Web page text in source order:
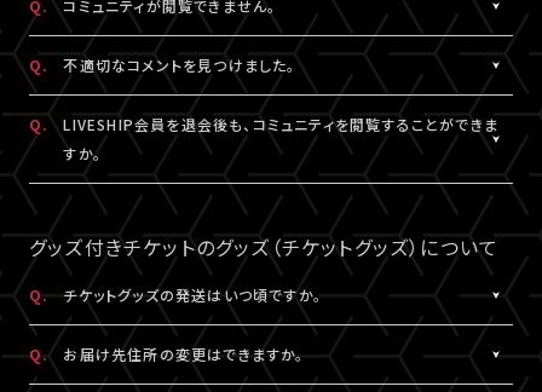
ャット機能のニックネーム設定は連動されます。
コンテンツの投稿、コメント、リアクションはユーザーへ通知され
ません。
Q. コミュニティが閲覧できません。
A.
コミュニティが表示されない場合は、コミュニティ機能実施期間外
であるか、対象外の視聴チケットを購入されている可能性がありま
コミュニティの実施有無や、実施期間については、各公演のチケッ
ト販売ページなどでご確認ください。
Q. 不適切なコメントを見つけました。
コミュニティ機能ガイドラインに反するコメントなどを見つけた場
合は、コメント内の「報告する」ボタンより管理者に報告をすること
ができます。
なお、通報機能は報告された当該コメントの削除を保証するもの
ではございません。
Q.
LIVESHIP会員を退会後も、コミュニティを閲覧することができま
すか。
A.
LIVESHIP会員を退会された場合は、コミュニティ機能提供期間内
であってもご利用・閲覧いただけなくなります。
なお、過去のコメント・リアクション及びニックネームは、LIVESHIP
会員を退会された場合でも引き続きコミュニティに掲載されます。
予めご了承ください。
グッズ付きチケットのグッズ（チケットグッズ）について
Q. チケットグッズの発送はいつ頃ですか。
A.
公演・券種により異なります。
「マイページ」内「チケット購入情報」にて発送状況の確認ができま
Q. お届け先住所の変更はできますか。